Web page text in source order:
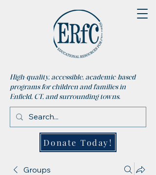
High-quality, accessible, academic-based
programs for children and families in
Enfield, CT, and surrounding towns.
Donate Today!
Groups